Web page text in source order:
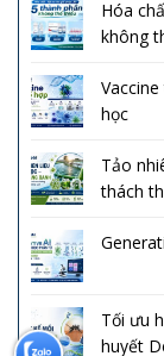
Hóa
không
học
Tảo
thách
Tối ưu
huyết